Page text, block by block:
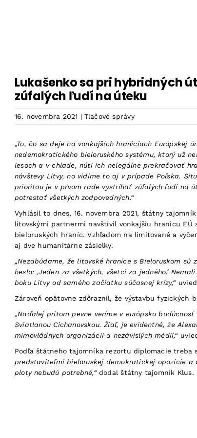
Lukašenko sa pri hybridných
zúfalých ľudí na úteku
16. novembra 2021 | Tlačové správy
„To, čo sa deje na vonkajších hraniciach Európskej
nedemokratického bieloruského systému, ktorý už
lesoch a v chlade, núti ich nelegálne prekračovať
návštevy Litvy, no vidíme to aj v prípade Poľska.
prioritou je v prvom rade vystríhať zúfalých ľudí na
potrestať všetkých zodpovedných.“
Vyhlásil to dnes, 16. novembra 2021, štátny
litovskými partnermi navštívil vonkajšiu hranicu
bieloruských hraníc. Vzhľadom na limitované a
aj dve humanitárne zásielky.
„Nezabúdame, že litovské hranice s Bieloruskom
heslo: ‚Jeden za všetkých, všetci za jedného.‘
boku Litvy od samého začiatku súčasnej krízy,“
Zároveň opätovne zdôraznil, že výstavbu fyzických
„Naďalej pritom pevne veríme v európsku
Sviatlanou Cichanovskou. Žiaľ, je evidentné, že
mimovládnych organizácií a nezávislých médií,“
Podľa štátneho tajomníka rezortu diplomacie treba
predstaviteľmi bieloruskej demokratickej opozície a
ploty nebudú potrebné,“dodal štátny tajomník Klus.